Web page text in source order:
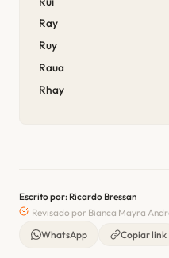
Ray
Ruy
Raua
Rhay
Escrito por: Ricardo Bressan
Revisado por Bianca Mayra
WhatsApp
Copiar link